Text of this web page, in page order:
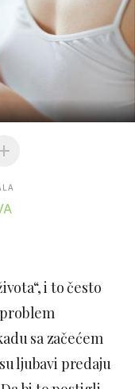
i to često
sa začećem
ljubavi predaju